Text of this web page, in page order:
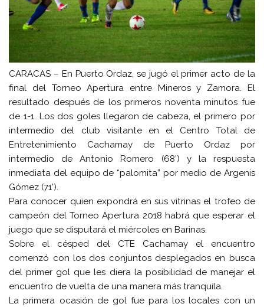
CARACAS – En Puerto Ordaz, se jugó el primer acto de la
final del Torneo Apertura entre Mineros y Zamora. El
resultado después de los primeros noventa minutos fue
de 1-1. Los dos goles llegaron de cabeza, el primero por
intermedio del club visitante en el Centro Total de
Entretenimiento Cachamay de Puerto Ordaz por
intermedio de Antonio Romero (68’) y la respuesta
inmediata del equipo de “palomita” por medio de Argenis
Gómez (71’).
Para conocer quien expondrá en sus vitrinas el trofeo de
campeón del Torneo Apertura 2018 habrá que esperar el
juego que se disputará el miércoles en Barinas.
Sobre el césped del CTE Cachamay el encuentro
comenzó con los dos conjuntos desplegados en busca
del primer gol que les diera la posibilidad de manejar el
encuentro de vuelta de una manera más tranquila.
La primera ocasión de gol fue para los locales con un